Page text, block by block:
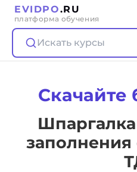
EVIDPO.RU
платформа обучения
Искать курсы
Скачайте